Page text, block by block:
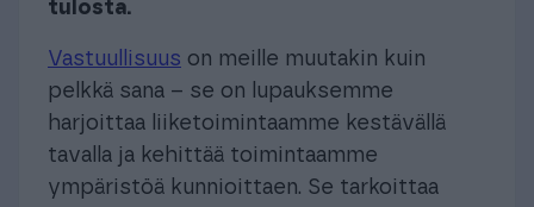
tulosta.
Vastuullisuus on meille muutakin kuin
pelkkä sana – se on lupauksemme
harjoittaa liiketoimintaamme kestävällä
tavalla ja kehittää toimintaamme
ympäristöä kunnioittaen. Se tarkoittaa